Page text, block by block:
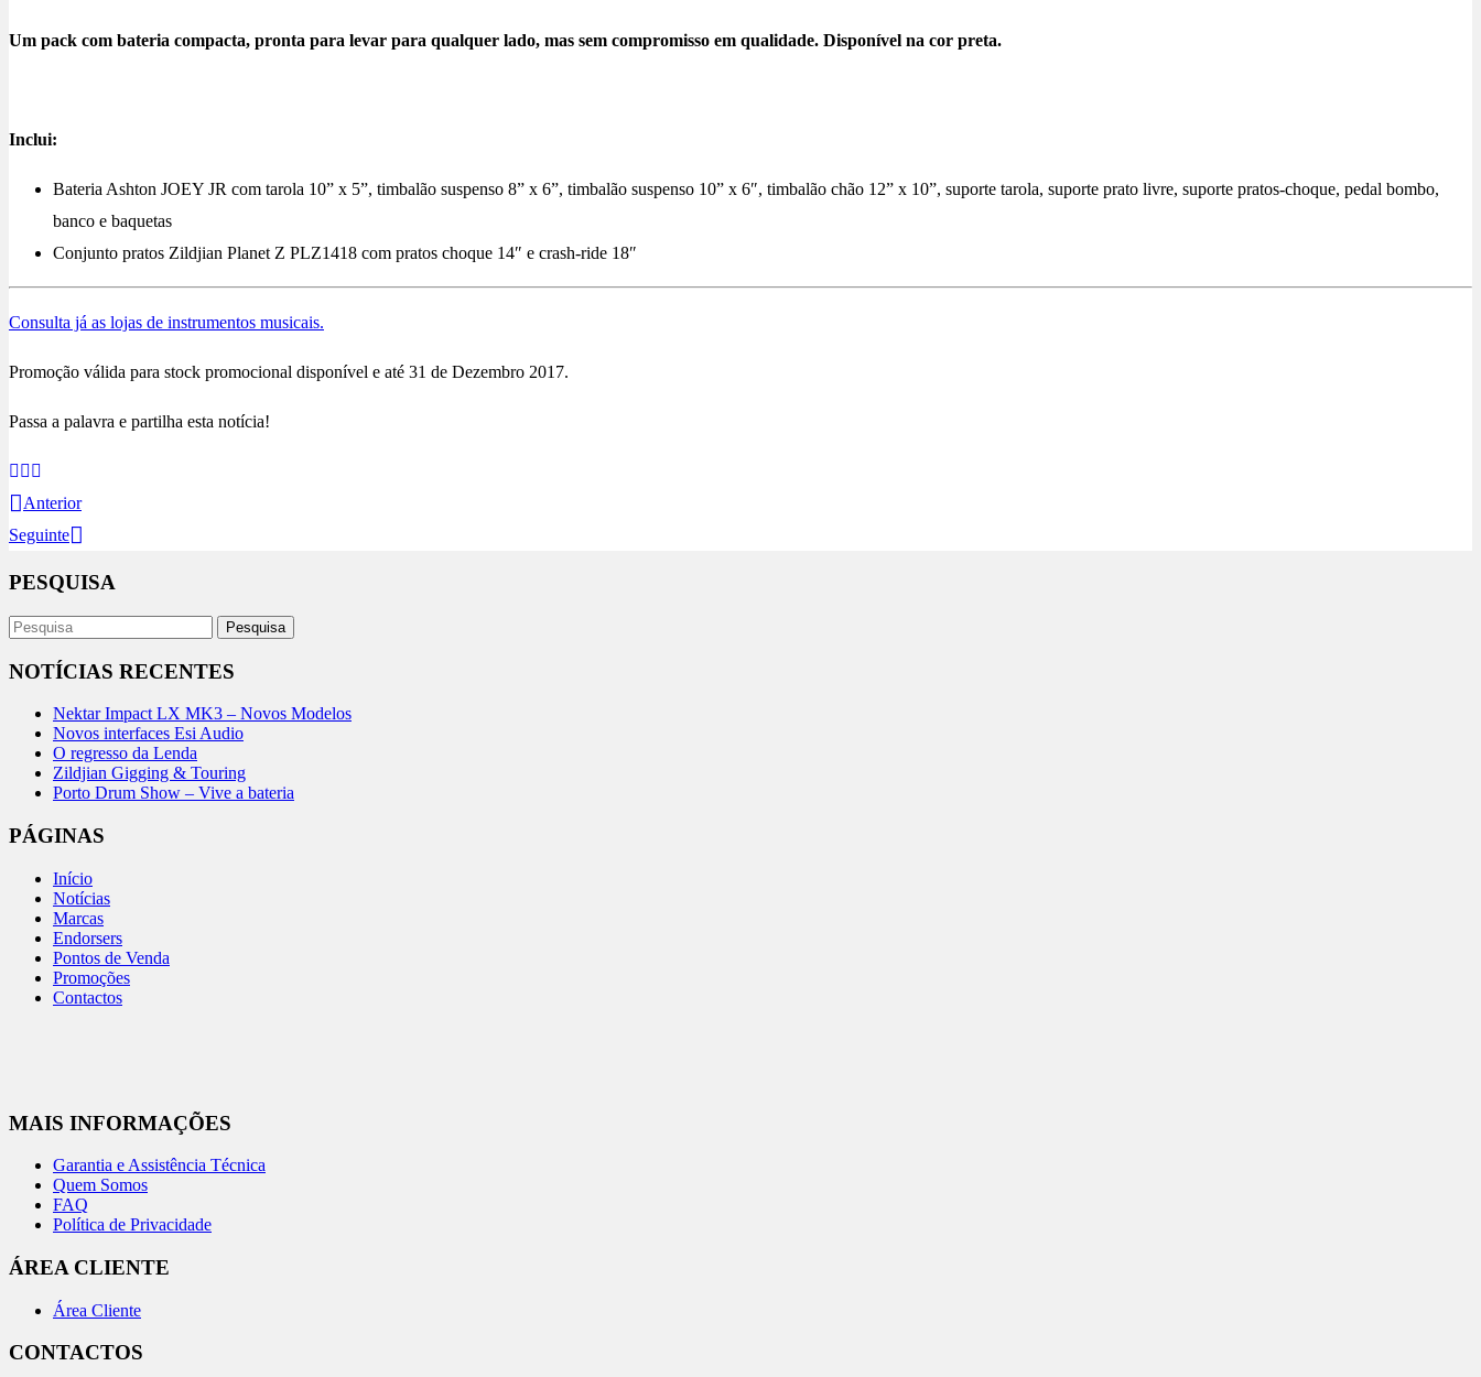
Um pack com bateria compacta, pronta para levar para qualquer lado, mas sem compromisso em qualidade. Disponível na cor preta.
Inclui:
Bateria Ashton JOEY JR com tarola 10” x 5”, timbalão suspenso 8” x 6”, timbalão suspenso 10” x 6″, timbalão chão 12” x 10”, suporte tarola, suporte prato livre, suporte pratos-choque, pedal bombo,
banco e baquetas
Conjunto pratos Zildjian Planet Z PLZ1418 com pratos choque 14″ e crash-ride 18″
Consulta já as lojas de instrumentos musicais.
Promoção válida para stock promocional disponível e até 31 de Dezembro 2017.
Passa a palavra e partilha esta notícia!
Anterior
Seguinte
PESQUISA
NOTÍCIAS RECENTES
Nektar Impact LX MK3 – Novos Modelos
Novos interfaces Esi Audio
O regresso da Lenda
Zildjian Gigging & Touring
Porto Drum Show – Vive a bateria
PÁGINAS
Início
Notícias
Marcas
Endorsers
Pontos de Venda
Promoções
Contactos
MAIS INFORMAÇÕES
Garantia e Assistência Técnica
Quem Somos
FAQ
Política de Privacidade
ÁREA CLIENTE
Área Cliente
CONTACTOS